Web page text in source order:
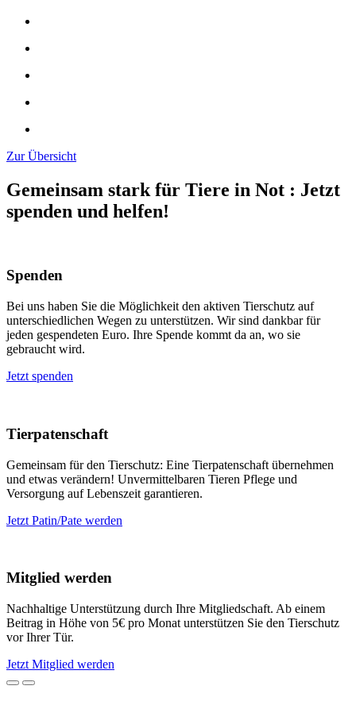
Zur Übersicht
Gemeinsam stark für Tiere in Not : Jetzt
spenden und helfen!
Spenden
Bei uns haben Sie die Möglichkeit den aktiven Tierschutz auf
unterschiedlichen Wegen zu unterstützen. Wir sind dankbar für
jeden gespendeten Euro. Ihre Spende kommt da an, wo sie
gebraucht wird.
Jetzt spenden
Tierpatenschaft
Gemeinsam für den Tierschutz: Eine Tierpatenschaft übernehmen
und etwas verändern! Unvermittelbaren Tieren Pflege und
Versorgung auf Lebenszeit garantieren.
Jetzt Patin/Pate werden
Mitglied werden
Nachhaltige Unterstützung durch Ihre Mitgliedschaft. Ab einem
Beitrag in Höhe von 5€ pro Monat unterstützen Sie den Tierschutz
vor Ihrer Tür.
Jetzt Mitglied werden